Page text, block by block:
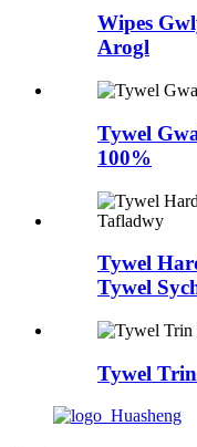
Wipes
Arogl
Tywel
100%
Tywel
Tywel
Tywel